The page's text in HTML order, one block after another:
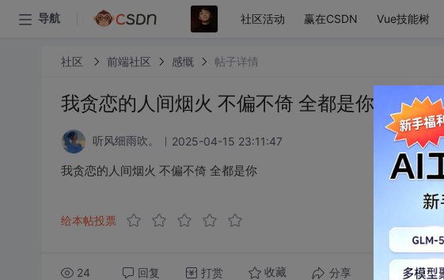
导航 社区活动 赢在CSDN Vue技能树
社区 前端社区 感慨 帖子详情
我贪恋的人间烟火 不偏不倚 全都是你
听风细雨吹。 2025-04-15 23:11:47
我贪恋的人间烟火 不偏不倚 全都是你
给本帖投票
24 回复 打赏 收藏 分享 转发到动